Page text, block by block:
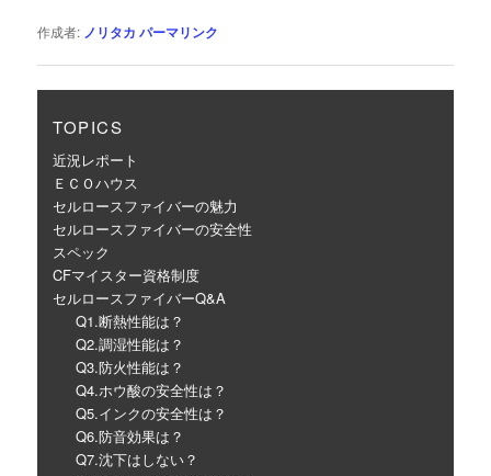
シ
作成者: ノリタカ パーマリンク
TOPICS
近況レポート
ＥＣＯハウス
セルロースファイバーの魅力
セルロースファイバーの安全性
スペック
CFマイスター資格制度
セルロースファイバーQ&A
Q1.断熱性能は？
Q2.調湿性能は？
Q3.防火性能は？
Q4.ホウ酸の安全性は？
Q5.インクの安全性は？
Q6.防音効果は？
Q7.沈下はしない？